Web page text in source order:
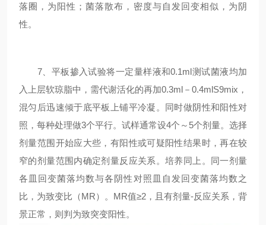
落圈，为阳性；菌落散布，密度与自发回变相似，为阴
性。
7、平板掺入试验将一定量样液和0.1ml测试菌液均加
入上层软琼脂中，需代谢活化的再加0.3ml－0.4mlS9mix，
混匀后迅速倾于底平板上铺平冷凝。同时做阴性和阳性对
照，每种处理做3个平行。试样通常设4个～5个剂量。选择
剂量范围开始应大些，有阳性或可疑阳性结果时，再在较
窄的剂量范围内确定剂量反应关系。培养同上。同一剂量
各皿回变菌落均数与各阴性对照皿自发回变菌落均数之
比，为致变比（MR）。MR值≥2，且有剂量-反应关系，背
景正常，则判为致突变阳性。